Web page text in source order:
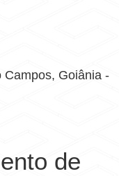
Campos, Goiânia -
de